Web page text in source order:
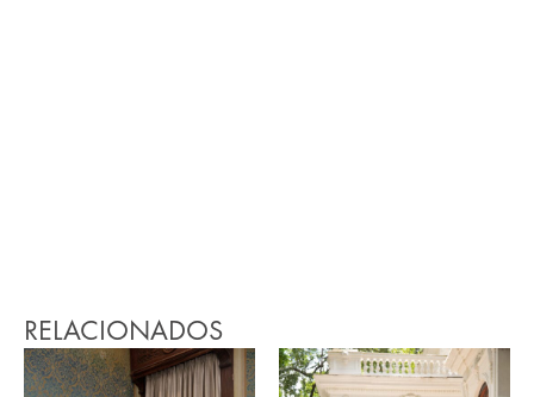
RELACIONADOS